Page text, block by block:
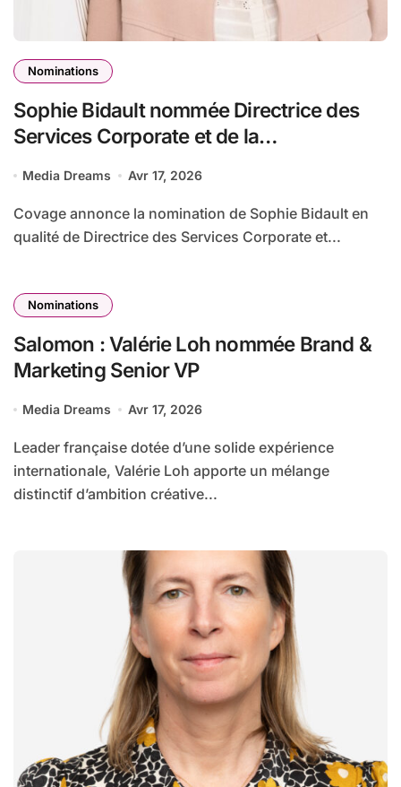
Nominations
Sophie Bidault nommée Directrice des
Services Corporate et de la
Media Dreams Avr 17, 2026
Covage annonce la nomination de Sophie Bidault en
qualité de Directrice des Services Corporate et...
Nominations
Salomon : Valérie Loh nommée Brand &
Marketing Senior VP
Media Dreams Avr 17, 2026
Leader française dotée d’une solide expérience
internationale, Valérie Loh apporte un mélange
distinctif d’ambition créative...